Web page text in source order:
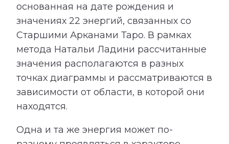
основанная на дате рождения и
значениях 22 энергий, связанных со
Старшими Арканами Таро. В рамках
метода Натальи Ладини рассчитанные
значения располагаются в разных
точках диаграммы и рассматриваются в
зависимости от области, в которой они
находятся.
Одна и та же энергия может по-